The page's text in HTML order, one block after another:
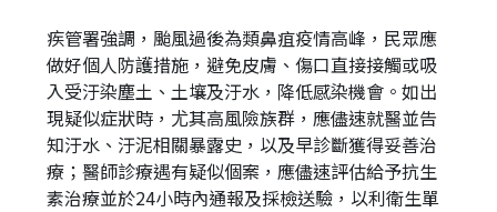
疾管署強調，颱風過後為類鼻疽疫情高峰，民眾應
做好個人防護措施，避免皮膚、傷口直接接觸或吸
入受汙染塵土、土壤及汙水，降低感染機會。如出
現疑似症狀時，尤其高風險族群，應儘速就醫並告
知汙水、汙泥相關暴露史，以及早診斷獲得妥善治
療；醫師診療遇有疑似個案，應儘速評估給予抗生
素治療並於24小時內通報及採檢送驗，以利衛生單